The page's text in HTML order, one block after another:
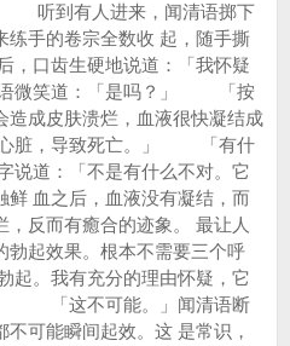
听到有人进来，闻清语掷下
练手的卷宗全数收 起，随手撕
口齿生硬地说道：「我怀疑
微笑道：「是吗？」 「按
造成皮肤溃烂，血液很快凝结成
心脏，导致死亡。」 「有什
道：「不是有什么不对。它
鲜 血之后，血液没有凝结，而
反而有癒合的迹象。 最让人
勃起效果。根本不需要三个呼
起。我有充分的理由怀疑，它
」 「这不可能。」闻清语断
可能瞬间起效。这 是常识，